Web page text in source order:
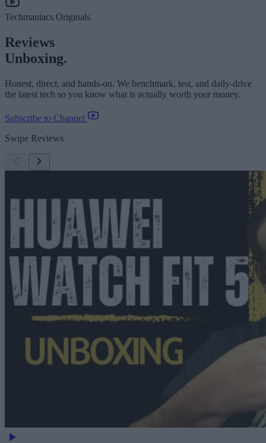
Techmaniacs Originals
Reviews
Unboxing.
Honest, direct, and hands-on. We benchmark, test, and daily-drive
the latest tech so you know what is actually worth your money.
Subscribe to Channel
Swipe Reviews